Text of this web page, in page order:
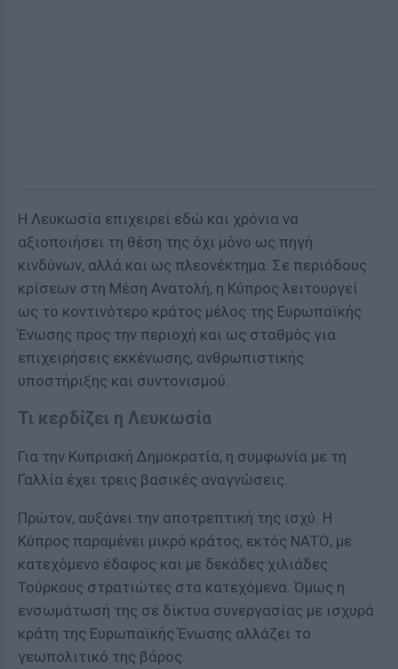
Η Λευκωσία επιχειρεί εδώ και χρόνια να
αξιοποιήσει τη θέση της όχι μόνο ως πηγή
κινδύνων, αλλά και ως πλεονέκτημα. Σε περιόδους
κρίσεων στη Μέση Ανατολή, η Κύπρος λειτουργεί
ως το κοντινότερο κράτος μέλος της Ευρωπαϊκής
Ένωσης προς την περιοχή και ως σταθμός για
επιχειρήσεις εκκένωσης, ανθρωπιστικής
υποστήριξης και συντονισμού.
Τι κερδίζει η Λευκωσία
Για την Κυπριακή Δημοκρατία, η συμφωνία με τη
Γαλλία έχει τρεις βασικές αναγνώσεις.
Πρώτον, αυξάνει την αποτρεπτική της ισχύ. Η
Κύπρος παραμένει μικρό κράτος, εκτός ΝΑΤΟ, με
κατεχόμενο έδαφος και με δεκάδες χιλιάδες
Τούρκους στρατιώτες στα κατεχόμενα. Όμως η
ενσωμάτωσή της σε δίκτυα συνεργασίας με ισχυρά
κράτη της Ευρωπαϊκής Ένωσης αλλάζει το
γεωπολιτικό της βάρος.